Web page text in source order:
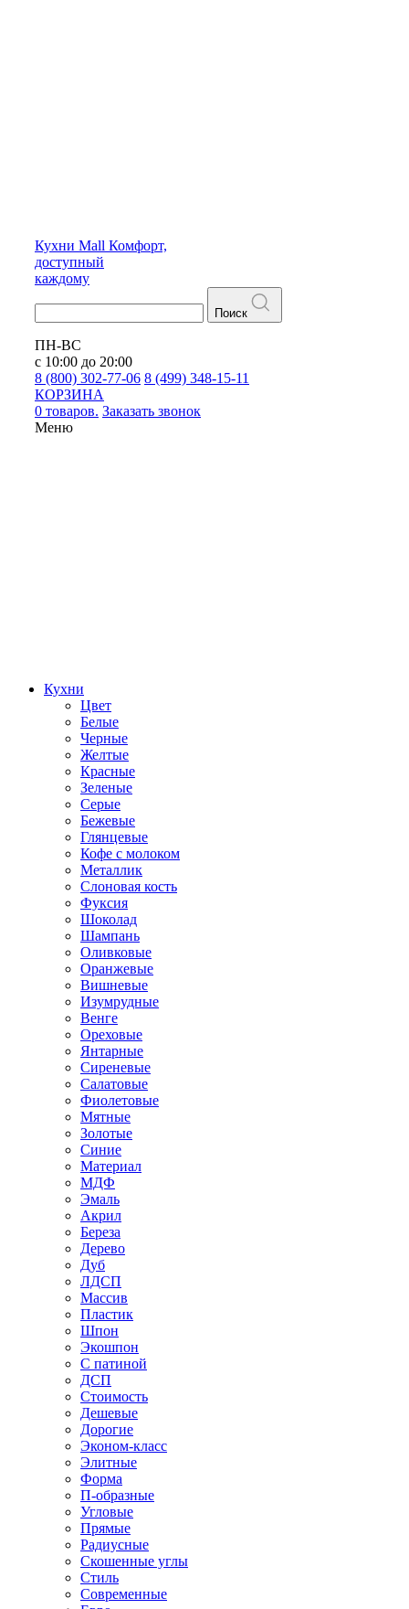
Кухни Mall Комфорт,
доступный
каждому
Поиск
ПН-ВС
с 10:00 до 20:00
8 (800) 302-77-06 8 (499) 348-15-11
КОРЗИНА
0 товаров. Заказать звонок
Меню
Кухни
Цвет
Белые
Черные
Желтые
Красные
Зеленые
Серые
Бежевые
Глянцевые
Кофе с молоком
Металлик
Слоновая кость
Фуксия
Шоколад
Шампань
Оливковые
Оранжевые
Вишневые
Изумрудные
Венге
Ореховые
Янтарные
Сиреневые
Салатовые
Фиолетовые
Мятные
Золотые
Синие
Материал
МДФ
Эмаль
Акрил
Береза
Дерево
Дуб
ЛДСП
Массив
Пластик
Шпон
Экошпон
С патиной
ДСП
Стоимость
Дешевые
Дорогие
Эконом-класс
Элитные
Форма
П-образные
Угловые
Прямые
Радиусные
Скошенные углы
Стиль
Современные